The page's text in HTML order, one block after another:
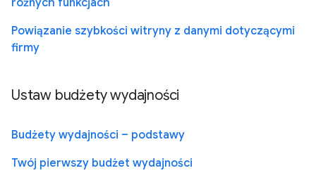
różnych funkcjach
Powiązanie szybkości witryny z danymi dotyczącymi
firmy
Ustaw budżety wydajności
Budżety wydajności – podstawy
Twój pierwszy budżet wydajności